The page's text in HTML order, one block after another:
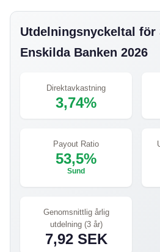
Utdelningsnyckeltal för
Enskilda Banken 2026
Direktavkastning
3,74%
Payout Ratio
53,5%
Sund
Genomsnittlig årlig
utdelning (3 år)
7,92 SEK